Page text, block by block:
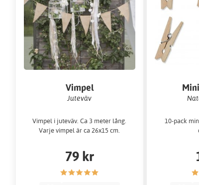
Vimpel
Juteväv
Vimpel i juteväv. Ca 3 meter lång.
Varje vimpel är ca 26x15 cm.
79 kr
10-pack